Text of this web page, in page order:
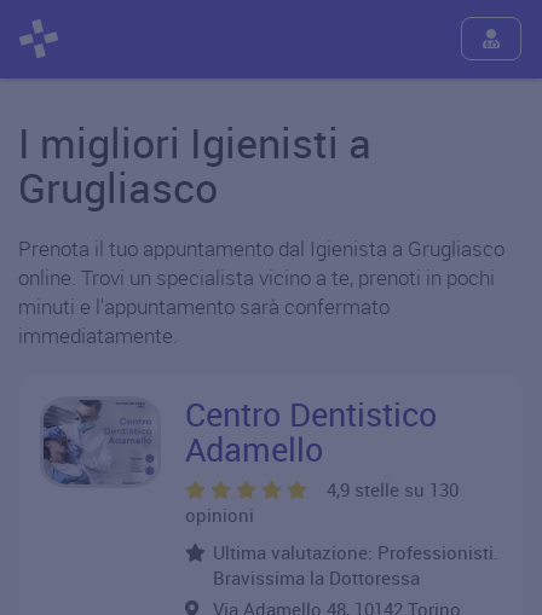
I migliori Igienisti a
Grugliasco
Prenota il tuo appuntamento dal Igienista a Grugliasco
online. Trovi un specialista vicino a te, prenoti in pochi
minuti e l'appuntamento sarà confermato
immediatamente.
Centro Dentistico
Adamello
4,9 stelle su 130
opinioni
Ultima valutazione: Professionisti.
Bravissima la Dottoressa
Via Adamello 48, 10142 Torino